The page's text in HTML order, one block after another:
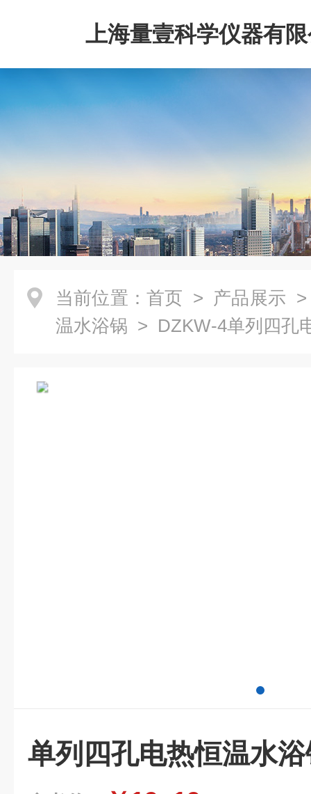
上海量壹科学仪器有
当前位置： 首页 > 产品展示
温水浴锅 > DZKW-4单列四孔
单列四孔电热恒温水